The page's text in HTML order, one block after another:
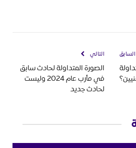
السابق التالي
الصورة المتداولة لحادث سابق
في مأرب عام 2024 وليست
لحادث جديد